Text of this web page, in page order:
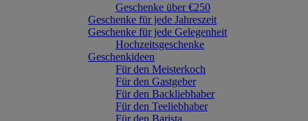
Geschenke über €250
Geschenke für jede Jahreszeit
Geschenke für jede Gelegenheit
Hochzeitsgeschenke
Geschenkideen
Für den Meisterkoch
Für den Gastgeber
Für den Backliebhaber
Für den Teeliebhaber
Für den Barista